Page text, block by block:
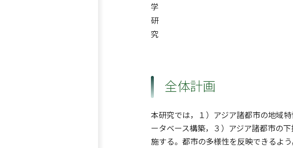
学
研
究
全体計画
本研究では，１）アジア諸都市の地域
ータベース構築，３）アジア諸都市の
施する。都市の多様性を反映できるよ